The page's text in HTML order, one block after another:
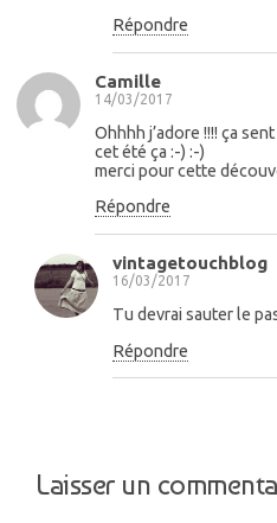
Répondre
Camille
14/03/2017
Ohhhh j’adore !!!! ça
cet été ça :-) :-)
merci pour cette
Répondre
vintagetouchblog
16/03/2017
Tu devrai sauter le
Répondre
Laisser un